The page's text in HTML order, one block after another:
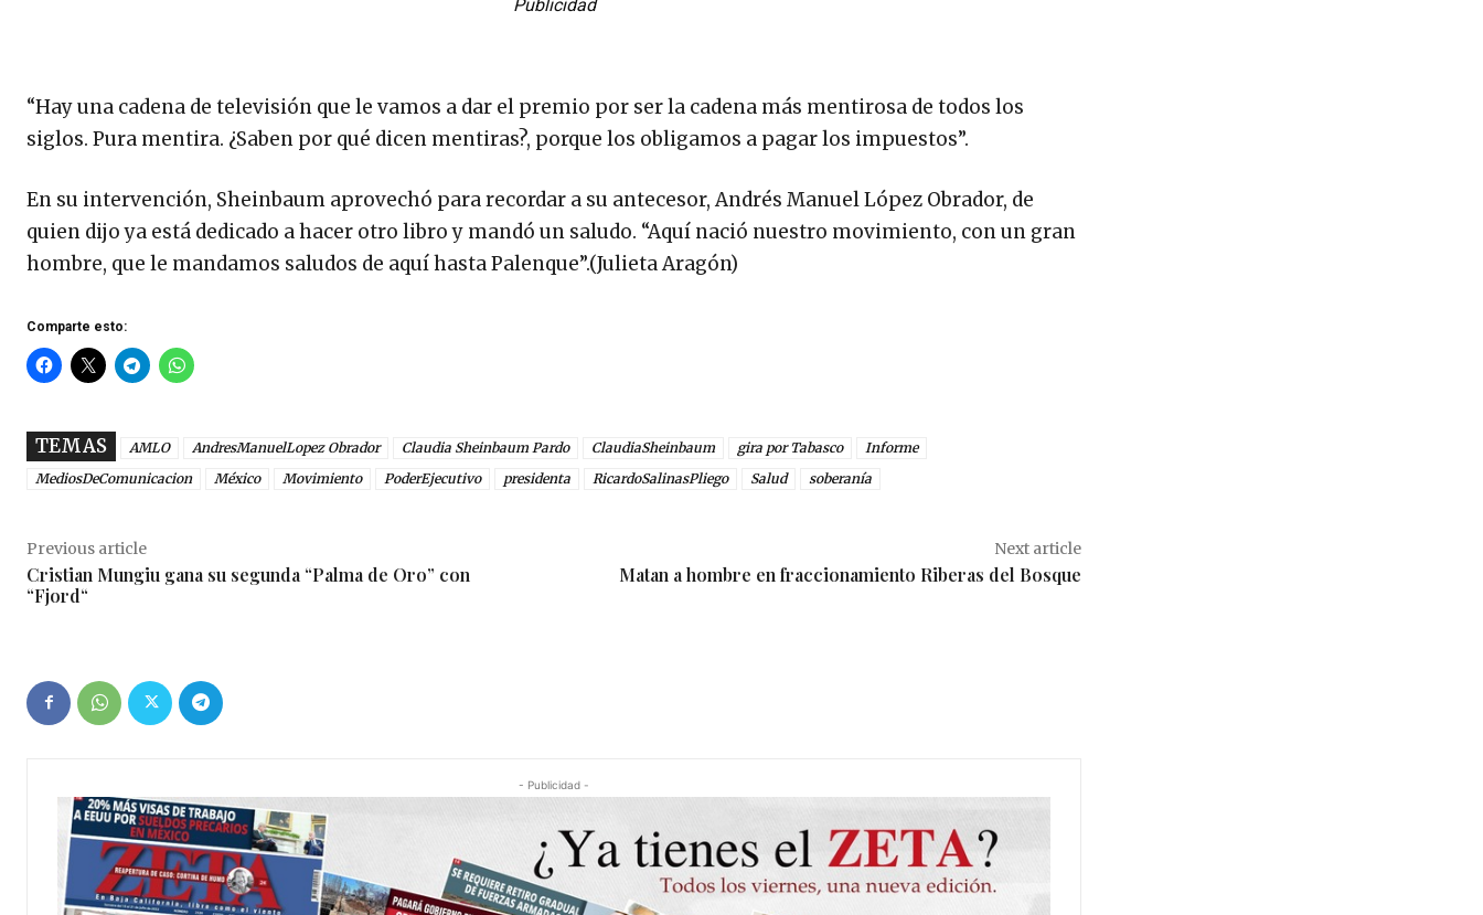
Publicidad
“Hay una cadena de televisión que le vamos a dar el premio por ser la cadena más mentirosa de todos los
siglos. Pura mentira. ¿Saben por qué dicen mentiras?, porque los obligamos a pagar los impuestos”.
En su intervención, Sheinbaum aprovechó para recordar a su antecesor, Andrés Manuel López Obrador, de
quien dijo ya está dedicado a hacer otro libro y mandó un saludo. “Aquí nació nuestro movimiento, con un gran
hombre, que le mandamos saludos de aquí hasta Palenque”.(Julieta Aragón)
Comparte esto:
TEMAS AMLO AndresManuelLopez Obrador Claudia Sheinbaum Pardo ClaudiaSheinbaum gira por Tabasco
Informe
MediosDeComunicacion
México Movimiento PoderEjecutivo presidenta RicardoSalinasPliego Salud soberanía
Previous article
Cristian Mungiu gana su segunda “Palma de Oro” con
“Fjord“
Next article
Matan a hombre en fraccionamiento Riberas del Bosque
- Publicidad -